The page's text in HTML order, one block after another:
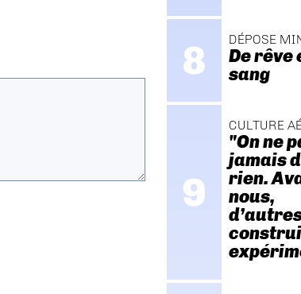
DÉPOSE
De rêve
sang
CULTURE
"On ne
jamais
rien.
nous,